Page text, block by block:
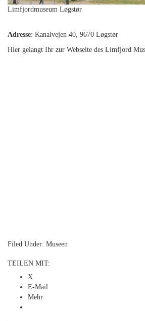
Limfjordmuseum Løgstør
Adresse: Kanalvejen 40, 9670 Løgstør
Hier gelangt Ihr zur Webseite des Limfjord
Filed Under: Museen
TEILEN MIT:
X
E-Mail
Mehr